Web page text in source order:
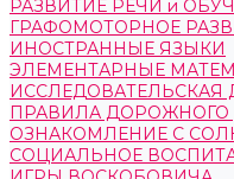
РАЗВИТИЕ РЕЧИ и
ГРАФОМОТОРНОЕ
ИНОСТРАННЫЕ ЯЗЫКИ
ЭЛЕМЕНТАРНЫЕ
ИССЛЕДОВАТЕЛЬСКАЯ
ПРАВИЛА
ОЗНАКОМЛЕНИЕ С
СОЦИАЛЬНОЕ